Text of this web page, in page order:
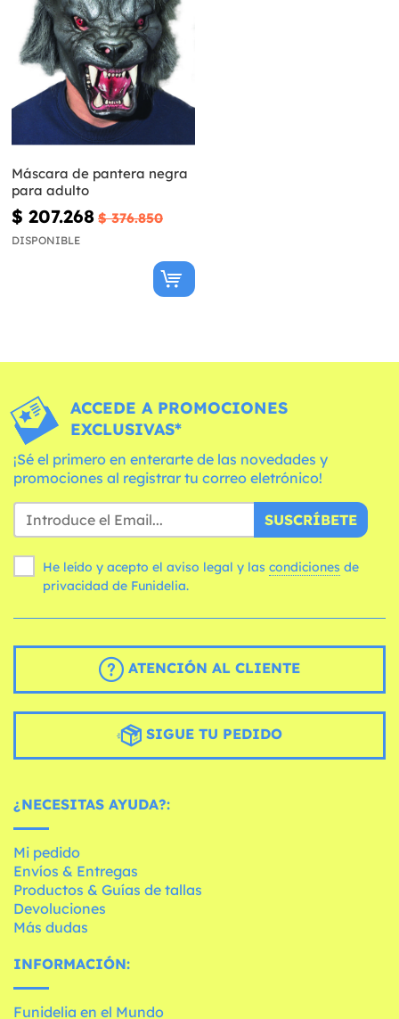
Máscara de pantera negra
para adulto
$ 207.268 $ 376.850
DISPONIBLE
ACCEDE A PROMOCIONES
EXCLUSIVAS*
¡Sé el primero en enterarte de las novedades y
promociones al registrar tu correo eletrónico!
SUSCRÍBETE
He leído y acepto el aviso legal y las condiciones
privacidad de Funidelia.
ATENCIÓN AL CLIENTE
SIGUE TU PEDIDO
¿NECESITAS AYUDA?:
Mi pedido
Envíos & Entregas
Productos & Guías de tallas
Devoluciones
Más dudas
INFORMACIÓN:
Funidelia en el Mundo